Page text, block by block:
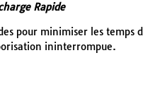
Rapide
pour minimiser les temps
ininterrompue.